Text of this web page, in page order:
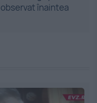
înaintea